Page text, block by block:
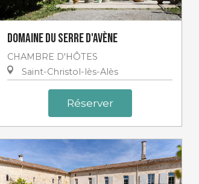
Domaine du Serre d'Avène
CHAMBRE D'HÔTES
Saint-Christol-lès-Alès
Réserver